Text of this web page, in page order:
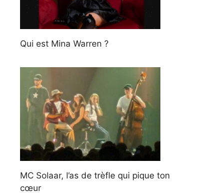
Qui est Mina Warren ?
MC Solaar, l’as de trèfle qui pique ton
cœur